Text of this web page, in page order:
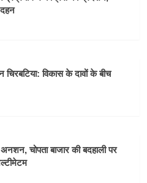
चिरबटिया: विकास के दावों के बीच
चोपता बाजार की बदहाली पर